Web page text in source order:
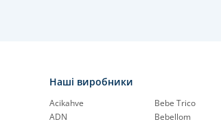
Наші виробники
Acikahve
ADN
Bebe Trico
Bebellom